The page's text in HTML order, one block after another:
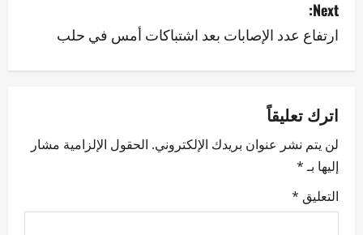
s
t
n
a
v
i
g
Next:
ارتفاع عدد الإصابات بعد اشتباكات أمس في حلب
اترك تعليقاً
لن يتم نشر عنوان بريدك الإلكتروني. الحقول الإلزامية مشار
إليها بـ*
التعليق *